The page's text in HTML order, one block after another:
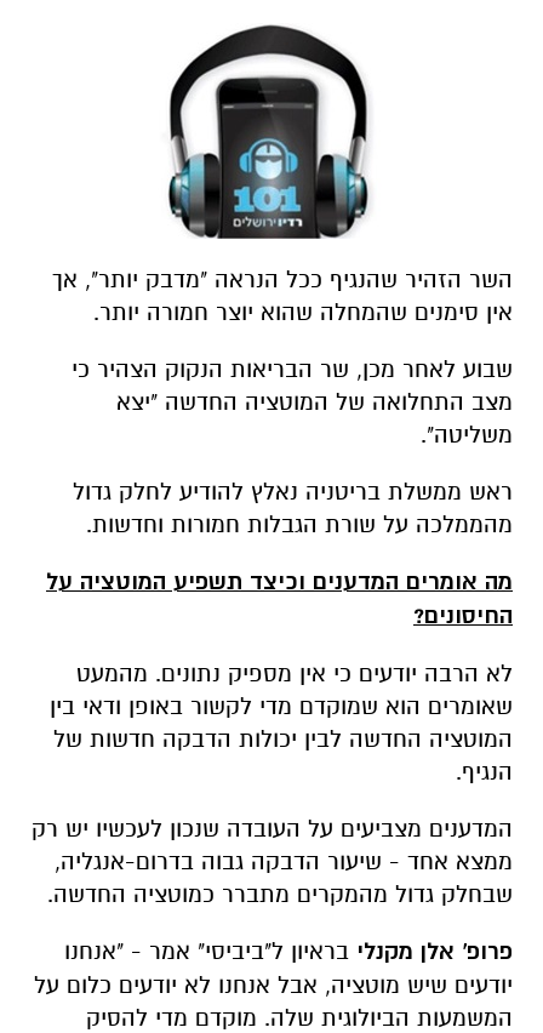
השר הזהיר שהנגיף ככל הנראה "מדבק יותר", אך
אין סימנים שהמחלה שהוא יוצר חמורה יותר.
שבוע לאחר מכן, שר הבריאות הנקוק הצהיר כי
מצב התחלואה של המוטציה החדשה "יצא
משליטה".
ראש ממשלת בריטניה נאלץ להודיע לחלק גדול
מהממלכה על שורת הגבלות חמורות וחדשות.
מה אומרים המדענים וכיצד תשפיע המוטציה על
החיסונים?
לא הרבה יודעים כי אין מספיק נתונים. מהמעט
שאומרים הוא שמוקדם מדי לקשור באופן ודאי בין
המוטציה החדשה לבין יכולות הדבקה חדשות של
הנגיף.
המדענים מצביעים על העובדה שנכון לעכשיו יש רק
ממצא אחד - שיעור הדבקה גבוה בדרום-אנגליה,
שבחלק גדול מהמקרים מתברר כמוטציה החדשה.
פרופ' אלן מקנלי בראיון ל"ביביסי" אמר - "אנחנו
יודעים שיש מוטציה, אבל אנחנו לא יודעים כלום על
המשמעות הביולוגית שלה. מוקדם מדי להסיק